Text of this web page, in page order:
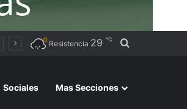
Resistencia 29 ℃ Buscar por
Sociales Mas Secciones